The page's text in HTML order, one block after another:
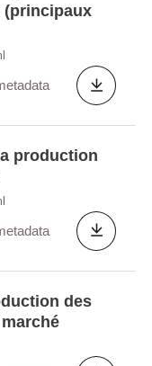
production
des